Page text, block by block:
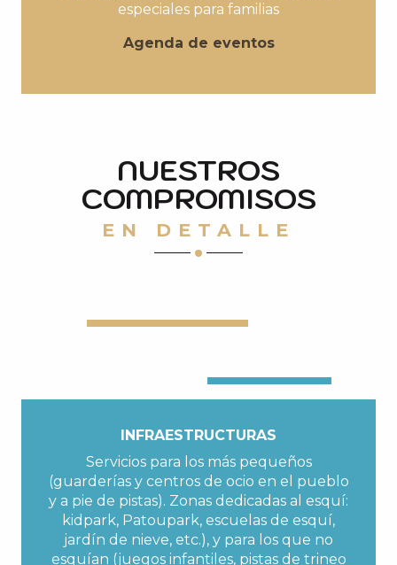
especiales para familias
Agenda de eventos
NUESTROS
COMPROMISOS
EN DETALLE
INFRAESTRUCTURAS
Servicios para los más pequeños
(guarderías y centros de ocio en el pueblo
y a pie de pistas). Zonas dedicadas al esquí:
kidpark, Patoupark, escuelas de esquí,
jardín de nieve, etc.), y para los que no
esquían (juegos infantiles, pistas de trineo